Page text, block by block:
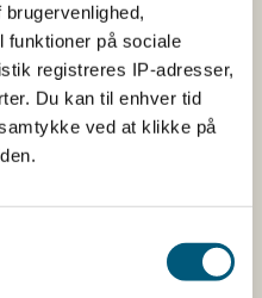
funktioner på sociale
registreres IP-adresser,
Du kan til enhver tid
ved at klikke på
detaljerede
kosttilskud,
den virksomhed, der har